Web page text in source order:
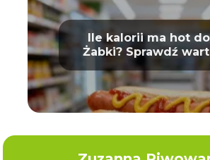
Ile kalorii ma hot
Żabki? Sprawdź
odżywcze